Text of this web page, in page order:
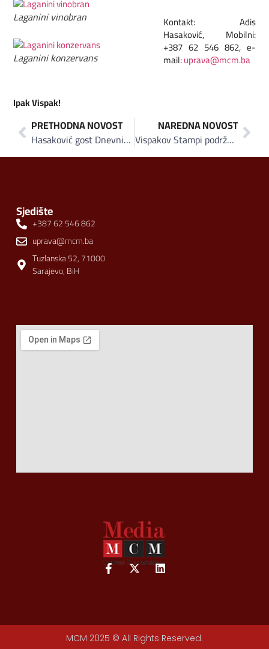
Laganini vinobran
Laganini konzervans
Kontakt: Adis
Hasaković, Mobilni:
+387 62 546 862, e-
mail:uprava@mcm.ba
Ipak Vispak!
PRETHODNA NOVOST
Hasaković gost Dnevnika BHT1
NAREDNA NOVOST
Vispakov Stampi podržao „Juventa fest 2013.“
Sjedište
+387 62 546 862
uprava@mcm.ba
Tuzlanska 52, 71000
Sarajevo, BiH
MCM 2025 © All Rights Reserved.